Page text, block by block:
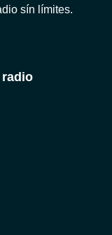
sín límites.
radio